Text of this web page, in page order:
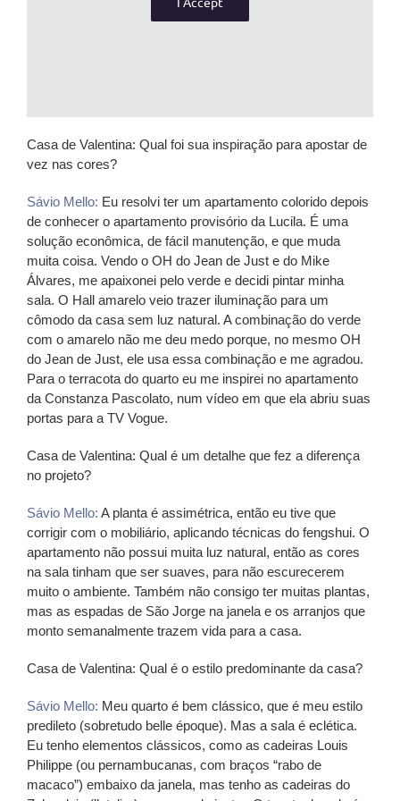
Casa de Valentina: Qual foi sua inspiração para apostar de
vez nas cores?
Sávio Mello: Eu resolvi ter um apartamento colorido depois
de conhecer o apartamento provisório da Lucila. É uma
solução econômica, de fácil manutenção, e que muda
muita coisa. Vendo o OH do Jean de Just e do Mike
Álvares, me apaixonei pelo verde e decidi pintar minha
sala. O Hall amarelo veio trazer iluminação para um
cômodo da casa sem luz natural. A combinação do verde
com o amarelo não me deu medo porque, no mesmo OH
do Jean de Just, ele usa essa combinação e me agradou.
Para o terracota do quarto eu me inspirei no apartamento
da Constanza Pascolato, num vídeo em que ela abriu suas
portas para a TV Vogue.
Casa de Valentina: Qual é um detalhe que fez a diferença
no projeto?
Sávio Mello: A planta é assimétrica, então eu tive que
corrigir com o mobiliário, aplicando técnicas do fengshui. O
apartamento não possui muita luz natural, então as cores
na sala tinham que ser suaves, para não escurecerem
muito o ambiente. Também não consigo ter muitas plantas,
mas as espadas de São Jorge na janela e os arranjos que
monto semanalmente trazem vida para a casa.
Casa de Valentina: Qual é o estilo predominante da casa?
Sávio Mello: Meu quarto é bem clássico, que é meu estilo
predileto (sobretudo belle époque). Mas a sala é eclética.
Eu tenho elementos clássicos, como as cadeiras Louis
Philippe (ou pernambucanas, com braços “rabo de
macaco”) embaixo da janela, mas tenho as cadeiras do